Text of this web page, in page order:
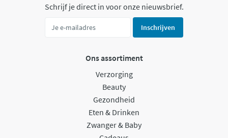
Schrijf je direct in voor onze nieuwsbrief.
Inschrijven
Ons assortiment
Verzorging
Beauty
Gezondheid
Eten & Drinken
Zwanger & Baby